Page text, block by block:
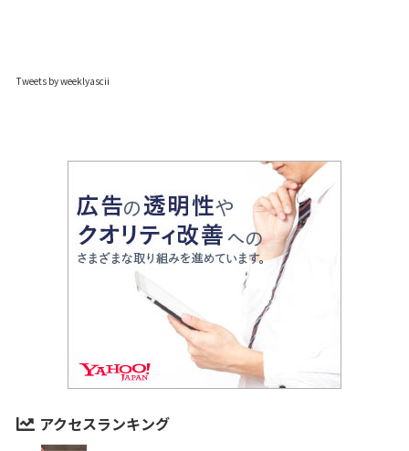
Tweets by weeklyascii
アクセスランキング